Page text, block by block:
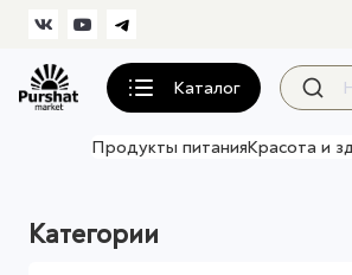
Каталог
Продукты питанияКрасота и
Категории